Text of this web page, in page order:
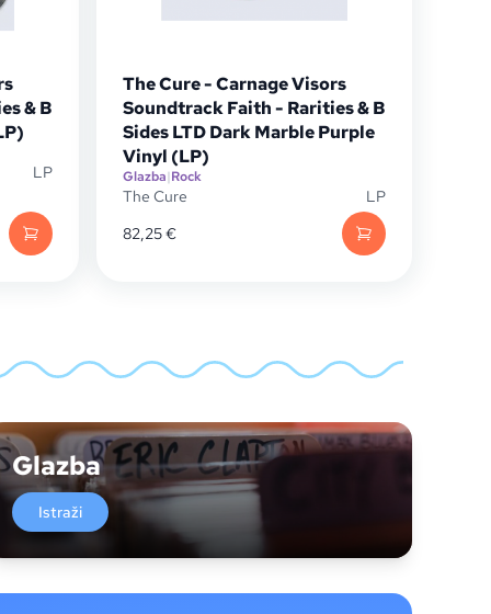
& B
LP
The Cure - Carnage Visors
Soundtrack Faith - Rarities & B
Sides LTD Dark Marble Purple
Vinyl (LP)
Glazba|Rock
The Cure
LP
82,25€
Glazba
Istraži